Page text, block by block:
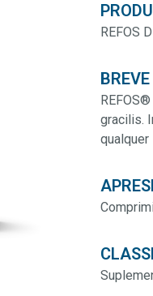
REFOS
gracilis.